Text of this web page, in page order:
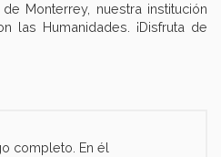
Monterrey, nuestra institución
las Humanidades. ¡Disfruta de
completo. En él